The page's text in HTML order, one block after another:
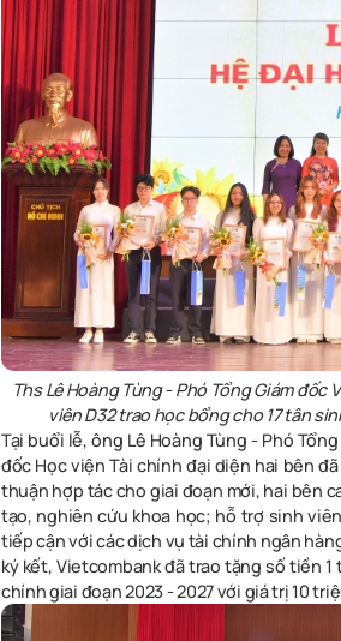
Ths Lê Hoàng Tùng - Phó Tổng Giám
viên D32 trao học bổng cho 17 tân
Tại buổi lễ, ông Lê Hoàng Tùng - Phó
đốc Học viện Tài chính đại diện hai bên
thuận hợp tác cho giai đoạn mới, hai bên
tạo, nghiên cứu khoa học; hỗ trợ sinh
tiếp cận với các dịch vụ tài chính ngân
ký kết, Vietcombank đã trao tặng số tiền
chính giai đoạn 2023 - 2027 với giá trị 10